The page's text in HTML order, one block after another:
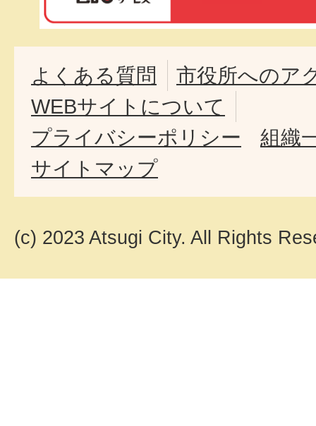
よくある質問
市役所へのア
WEBサイトについて
プライバシーポリシー
組織
サイトマップ
(c) 2023 Atsugi City. All Rights